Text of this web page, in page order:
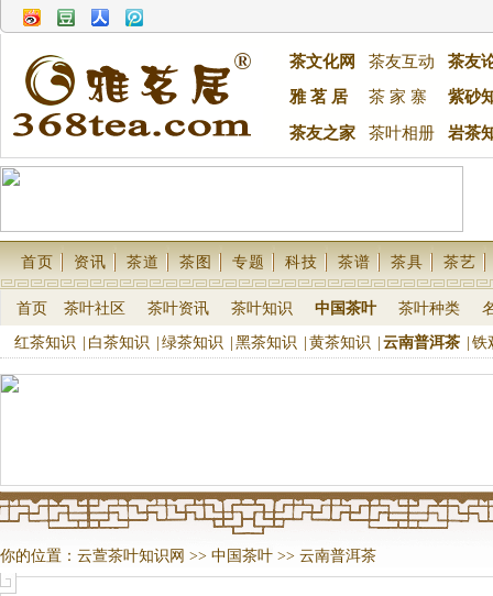
茶文化网 茶友互动
茶友
雅 茗 居
茶 家 寨 紫砂
茶友之家 茶叶相册 岩茶
首页 资讯 茶道 茶图 专题 科技 茶谱 茶具 茶艺
首页 茶叶社区 茶叶资讯 茶叶知识 中国茶叶 茶叶种类
红茶知识 白茶知识 绿茶知识 黑茶知识 黄茶知识 云南普洱茶 铁
你的位置： 云萱茶叶知识网 >> 中国茶叶 >> 云南普洱茶